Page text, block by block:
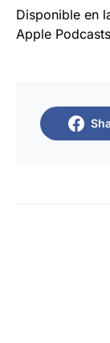
Disponible en
Apple